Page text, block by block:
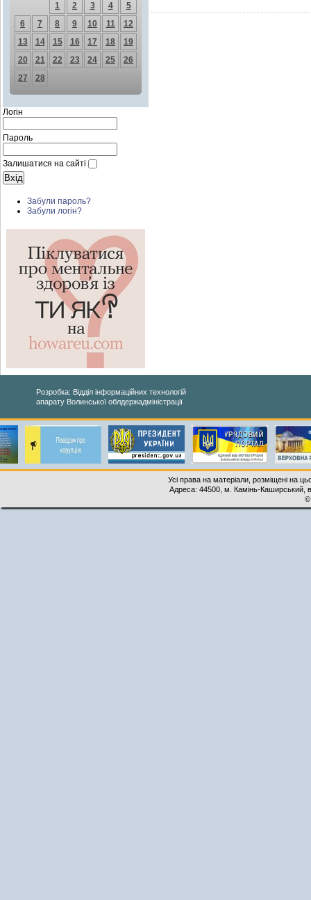
1
2 3 4
5
6
7 8 9 10 11
12
13
14 15 16 17 18
19
20
21 22 23 24 25
26
27
28
Логін
Пароль
Залишатися на сайті
Забули пароль?
Забули логін?
Розробка: Відділ інформаційних технологій
апарату Волинської облдержадміністрації
Усі права на матеріали, розміщені на
Адреса: 44500, м. Камінь-Каширський,
©